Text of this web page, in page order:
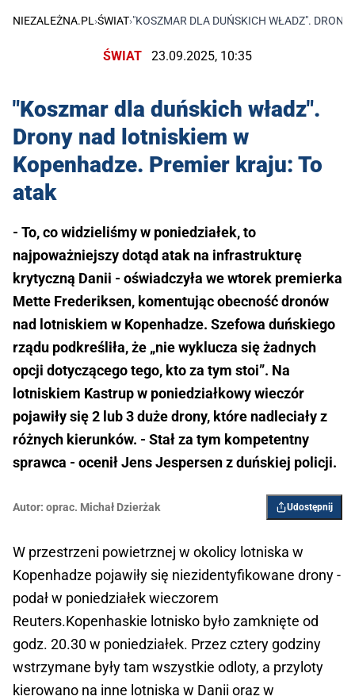
NIEZALEŻNA.PL ›ŚWIAT›"KOSZMAR DLA DUŃSKICH WŁADZ".
ŚWIAT 23.09.2025, 10:35
"Koszmar dla duńskich władz".
Drony nad lotniskiem w
Kopenhadze. Premier kraju: To
atak
- To, co widzieliśmy w poniedziałek, to
najpoważniejszy dotąd atak na infrastrukturę
krytyczną Danii - oświadczyła we wtorek premierka
Mette Frederiksen, komentując obecność dronów
nad lotniskiem w Kopenhadze. Szefowa duńskiego
rządu podkreśliła, że „nie wyklucza się żadnych
opcji dotyczącego tego, kto za tym stoi”. Na
lotniskiem Kastrup w poniedziałkowy wieczór
pojawiły się 2 lub 3 duże drony, które nadleciały z
różnych kierunków. - Stał za tym kompetentny
sprawca - ocenił Jens Jespersen z duńskiej policji.
Autor: oprac. Michał Dzierżak Udostępnij
W przestrzeni powietrznej w okolicy lotniska w
Kopenhadze pojawiły się niezidentyfikowane drony -
podał w poniedziałek wieczorem
Reuters.Kopenhaskie lotnisko było zamknięte od
godz. 20.30 w poniedziałek. Przez cztery godziny
wstrzymane były tam wszystkie odloty, a przyloty
kierowano na inne lotniska w Danii oraz w